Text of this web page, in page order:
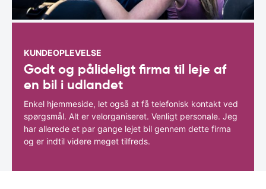
KUNDEOPLEVELSE
Godt og pålideligt firma til leje af
en bil i udlandet
Enkel hjemmeside, let også at få telefonisk kontakt ved
spørgsmål. Alt er velorganiseret. Venligt personale. Jeg
har allerede et par gange lejet bil gennem dette firma
og er indtil videre meget tilfreds.